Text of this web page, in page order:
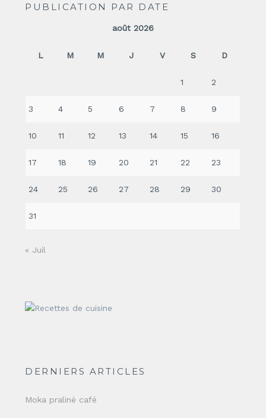
PUBLICATION PAR DATE
août 2026
L M M J V S D
1 2
3 4 5 6 7 8 9
10 11 12 13 14 15 16
17 18 19 20 21 22 23
24 25 26 27 28 29 30
31
« Juil
DERNIERS ARTICLES
Moka praliné café